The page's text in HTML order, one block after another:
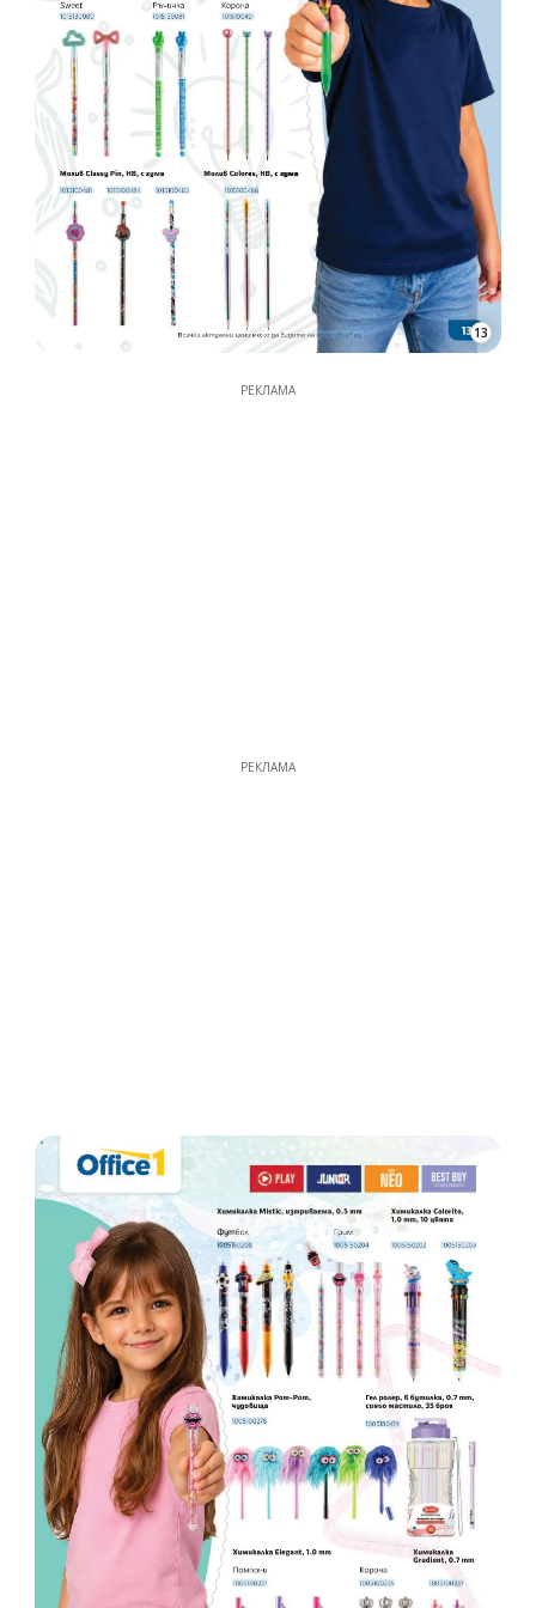
13
РЕКЛАМА
РЕКЛАМА